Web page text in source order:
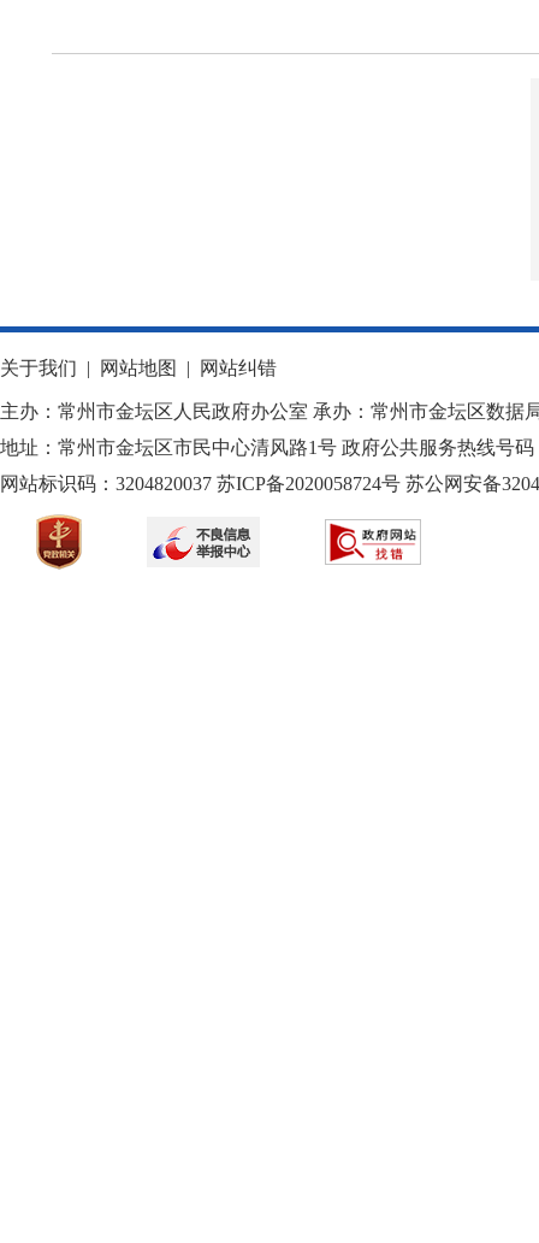
关于我们 | 网站地图 | 网站纠错
主办：常州市金坛区人民政府办公室 承办：常州市金坛区数据
地址：常州市金坛区市民中心清风路1号 政府公共服务热线号码
网站标识码：3204820037 苏ICP备2020058724号 苏公网安备